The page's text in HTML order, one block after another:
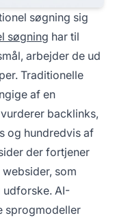
søgning sig
søgning har til
arbejder de ud
Traditionelle
af en
backlinks,
og hundredvis af
der fortjener
som
udforske. AI-
sprogmodeller